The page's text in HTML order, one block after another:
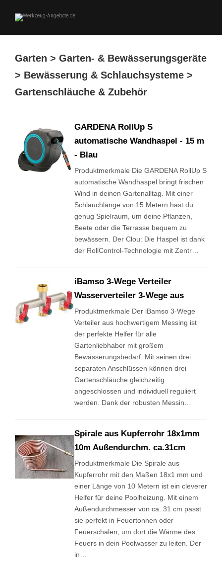
Garten > Garten- & Bewässerungsgeräte
> Bewässerung & Schlauchsysteme >
Gartenschläuche & Zubehör
GARDENA RollUp S
automatische Wandhaspel - 15 m
- Blau
Produktmerkmale Die GARDENA RollUp S
automatische Wandhaspel bringt frischen
Wind in deinen Gartenalltag. Mit einer
Schlauchlänge von 15 Metern hast du
genug Spielraum, um deine Pflanzen,
Beete oder die Terrasse bequem zu
bewässern. Der Clou: Die Haspel ist dank
der RollControl-Technologie mit Zentr…
iBamso 3-Wege Verteiler
Wasserverteiler 3-Wege aus
Produktmerkmale Der iBamso 3-Wege
Verteiler aus hochwertigem Messing ist
der perfekte Helfer für alle
Gartenliebhaber mit großem
Bewässerungsbedarf. Mit seinen drei
separaten Anschlüssen können drei
Gartenschläuche gleichzeitig
angeschlossen und individuell reguliert
werden. Dank der robusten Messin…
Spirale aus Kupferrohr 18x1mm
10m Außendurchm. ca.31cm
Produktmerkmale Die Spirale aus
Kupferrohr mit den Maßen 18x1 mm und
einer Länge von 10 Metern ist ein cleverer
Helfer für deine Poolheizung. Mit einem
Außendurchmesser von ca. 31 cm passt
sie perfekt in Feuertonnen oder
Feuerschalen, um dort die Wärme des
Feuers in dein Poolwasser zu leiten. Der
in…